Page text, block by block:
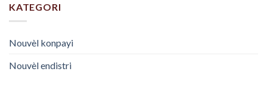
KATEGORI
Nouvèl konpayi
Nouvèl endistri